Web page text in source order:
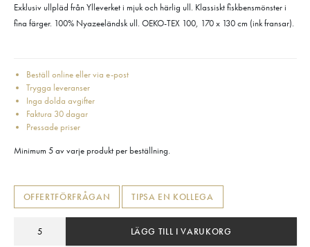
Exklusiv ullpläd från Ylleverket i mjuk och härlig ull. Klassiskt fiskbensmönster i
fina färger. 100% Nyazeeländsk ull. OEKO-TEX 100, 170 x 130 cm (ink fransar).
Beställ online eller via e-post
Trygga leveranser
Inga dolda avgifter
Faktura 30 dagar
Pressade priser
Minimum 5 av varje produkt per beställning.
OFFERTFÖRFRÅGAN TIPSA EN KOLLEGA
LÄGG TILL I VARUKORG